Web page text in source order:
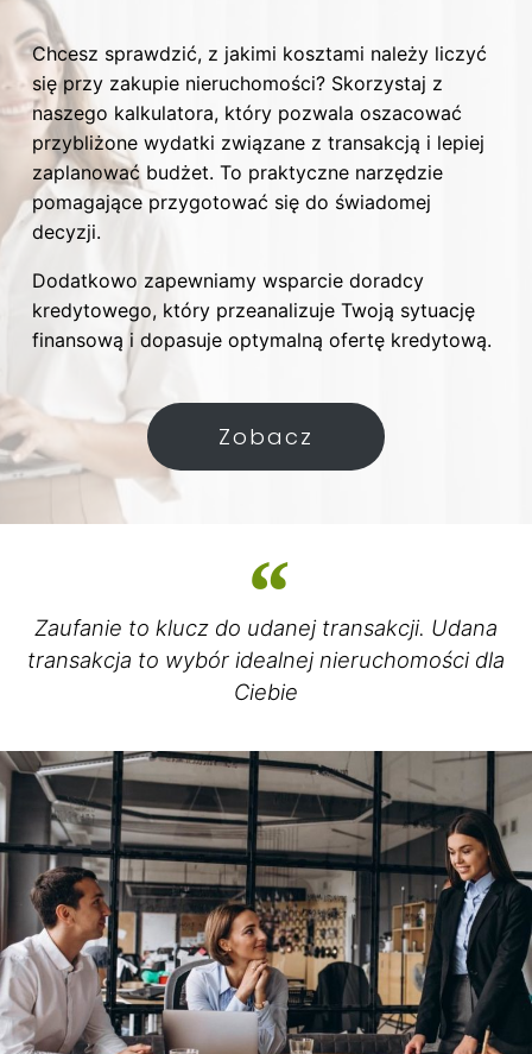
Chcesz sprawdzić, z jakimi kosztami należy liczyć
się przy zakupie nieruchomości? Skorzystaj z
naszego kalkulatora, który pozwala oszacować
przybliżone wydatki związane z transakcją i lepiej
zaplanować budżet. To praktyczne narzędzie
pomagające przygotować się do świadomej
decyzji.
Dodatkowo zapewniamy wsparcie doradcy
kredytowego, który przeanalizuje Twoją sytuację
finansową i dopasuje optymalną ofertę kredytową.
Zobacz
Zaufanie to klucz do udanej transakcji. Udana
transakcja to wybór idealnej nieruchomości dla
Ciebie